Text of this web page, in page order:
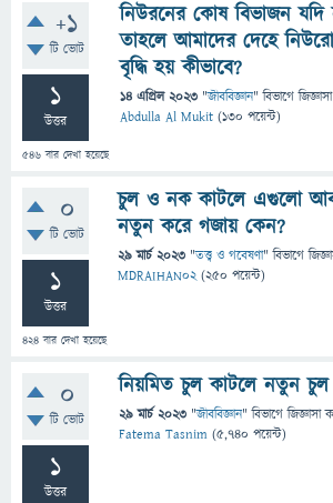
+1
টি ভোট
1
উত্তর
546 বার দেখা হয়েছে
নিউরনের কোষ বিভাজন যদি
তাহলে আমাদের দেহে
বৃদ্ধি হয় কীভাবে?
14 এপ্রিল 2023 "জীববিজ্ঞান" বিভাগে
Abdulla Al Mukit (130 পয়েন্ট)
0
টি ভোট
1
উত্তর
424 বার দেখা হয়েছে
চুল ও নক কাটলে এগুলো
নতুন করে গজায় কেন?
29 মার্চ 2023 "তত্ত্ব ও গবেষণা" বিভাগে
MDRAIHAN02 (250 পয়েন্ট)
0
টি ভোট
1
উত্তর
নিয়মিত চুল কাটলে নতুন চুল
29 মার্চ 2023 "জীববিজ্ঞান" বিভাগে জিজ্ঞাসা
Fatema Tasnim (5,740 পয়েন্ট)